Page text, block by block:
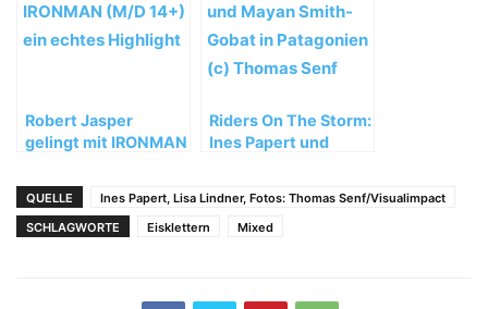
Robert Jasper
gelingt mit IRONMAN
Highlight
Riders On The Storm:
Ines Papert und
QUELLE
Ines Papert, Lisa Lindner, Fotos: Thomas Senf/Visualimpact
SCHLAGWORTE
Eisklettern Mixed